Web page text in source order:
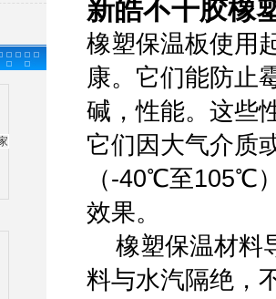
新皓不干胶橡
橡塑保温板使用
康。它们能防止
碱，性能。这些
它们因大气介质
（-40℃至105℃
效果。
橡塑保温材料
料与水汽隔绝，